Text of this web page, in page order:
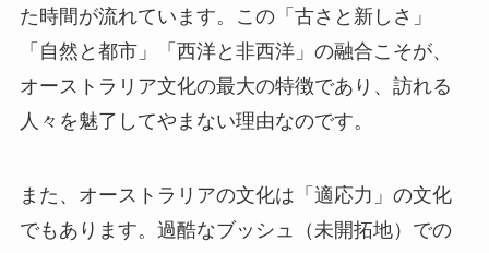
た時間が流れています。この「古さと新しさ」
「自然と都市」「西洋と非西洋」の融合こそが、
オーストラリア文化の最大の特徴であり、訪れる
人々を魅了してやまない理由なのです。
また、オーストラリアの文化は「適応力」の文化
でもあります。過酷なブッシュ（未開拓地）での